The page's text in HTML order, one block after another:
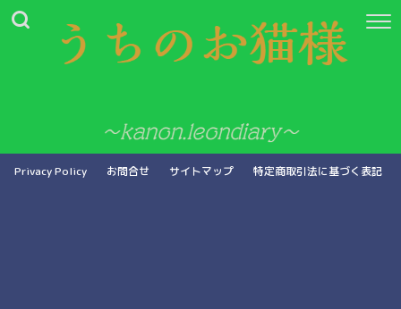
Privacy Policy お問合せ サイトマップ 特定商取引法に基づく表記